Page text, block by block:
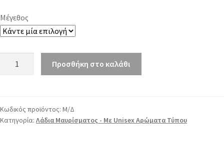
Μέγεθος
Προσθήκη στο καλάθι
Κωδικός προϊόντος: Μ/Δ
Κατηγορία: Λάδια Μαυρίσματος - Με Unisex Αρώματα Τύπου